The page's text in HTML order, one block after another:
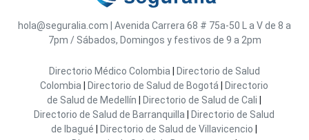
hola@seguralia.com Avenida Carrera 68 # 75a-50
L a V de 8 a
7pm / Sábados, Domingos y festivos de 9 a 2pm
Directorio Médico Colombia
Directorio de Salud
Colombia
Directorio de Salud de Bogotá
Directorio
de Salud de Medellín
Directorio de Salud de Cali
Directorio de Salud de Barranquilla
Directorio de Salud
de Ibagué
Directorio de Salud de Villavicencio